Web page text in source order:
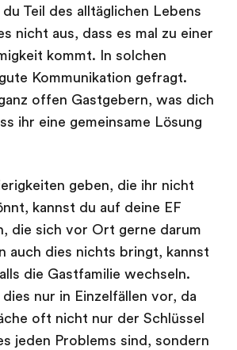
Teil des alltäglichen Lebens
nicht aus, dass es mal zu einer
kommt. In solchen
Kommunikation gefragt.
offen Gastgebern, was dich
ihr eine gemeinsame Lösung
geben, die ihr nicht
kannst du auf deine EF
die sich vor Ort gerne darum
auch dies nichts bringt, kannst
die Gastfamilie wechseln.
nur in Einzelfällen vor, da
oft nicht nur der Schlüssel
jeden Problems sind, sondern